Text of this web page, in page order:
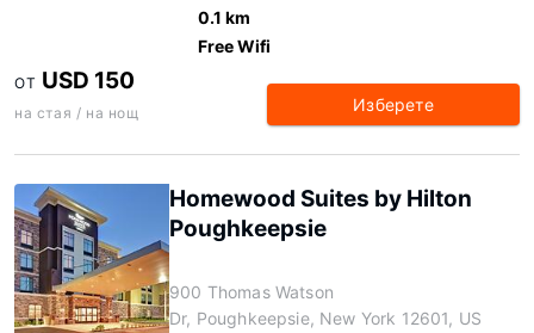
0.1 km
Free Wifi
ОТ USD 150
на стая / на нощ Изберете
Homewood Suites by Hilton
Poughkeepsie
900 Thomas Watson
Dr, Poughkeepsie, New York 12601, US